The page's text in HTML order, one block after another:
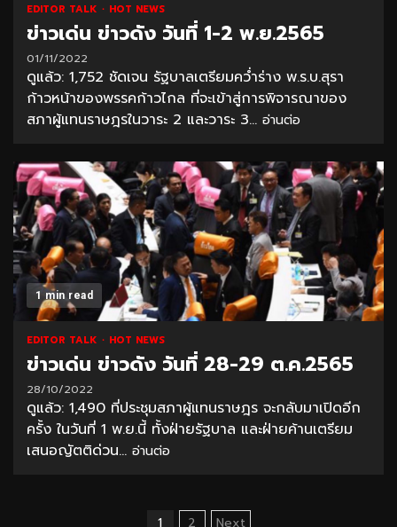
EDITOR TALK HOT NEWS
ข่าวเด่น ข่าวดัง วันที่ 1-2 พ.ย.2565
01/11/2022
ดูแล้ว: 1,752 ชัดเจน รัฐบาลเตรียมคว่ำร่าง พ.ร.บ.สุรา
ก้าวหน้าของพรรคก้าวไกล ที่จะเข้าสู่การพิจารณาของ
สภาผู้แทนราษฎรในวาระ 2 และวาระ 3... อ่านต่อ
1 min read
EDITOR TALK HOT NEWS
ข่าวเด่น ข่าวดัง วันที่ 28-29 ต.ค.2565
28/10/2022
ดูแล้ว: 1,490 ที่ประชุมสภาผู้แทนราษฎร จะกลับมาเปิดอีก
ครั้ง ในวันที่ 1 พ.ย.นี้ ทั้งฝ่ายรัฐบาล และฝ่ายค้านเตรียม
เสนอญัตติด่วน... อ่านต่อ